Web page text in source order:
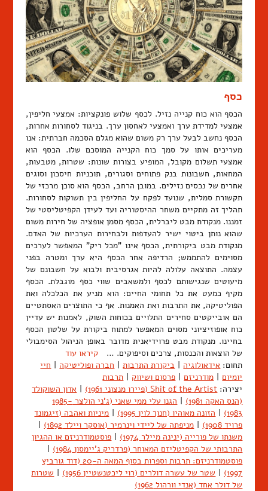
כסף
הכסף הוא כוח קנייה נזיל. לכסף שלוש פונקציות: אמצעי חליפין,
אמצעי למדידת ערך ואמצעי לאחסון ערך. בניגוד לסחורות אחרות,
הכסף נחשב לבעל ערך רק משום שהוא מגלם הסכמה חברתית: אנו
מעריכים אותו על סמך כוח הקנייה המוסכם שלו. הכסף הוא
אמצעי תשלום מקובל, המופיע בצורות שונות: שטרות, מטבעות,
המחאות, חשבונות בנק פתוחים וסגורים, תוכניות חיסכון וסוגים
אחרים של נכסים נזילים. במובן הרחב, הכסף הוא סוכן מרכזי של
תקשורת סמלית, שנועד לפקח על החליפין בין תשוקות לסחורות.
תהליך זה מתקיים משחר ההיסטוריה ועד לעידן הקפיטליסטי של
זמננו. מנקודת מבט ליברלית, הכסף מסמן אופציה של חירות משום
שהוא נותן ביטוי ישיר להעדפות ולבחירות הערכיות של האדם.
מנקודת מבט ביקורתית, הכסף אינו "מכל ריק" המאפשר לערכים
מסוימים להתממש; הרדיפה אחר הכסף היא ערך ומטרה בפני
עצמה. התוצאה עלולה להיות אגרסיבית ולבוא על חשבונם של
מיעוטים שנגישותם לכסף ולמשאבים שווי כסף מוגבלת. הכסף
מקיף כמעט את כל תחומי החיים: הוא מניע את הכלכלה ואת
הפוליטיקה, את התרבות ואת האמנות. אף כי התוצרים האסתטיים
הם אובייקטים סחירים התלויים בכוחות השוק, לאמנות יש עדיין
כוח אופוזיציוני מסוים המאפשר למתוח ביקורת על שלטון הכסף
בחיינו. מנקודת מבט פרוידיאנית מדובר באופן הניהול הסימבולי
של הוצאות והכנסות, צרכים וסיפוקים. … קיראו עוד
תחום: אידאולוגיה | ביקורת התרבות | חברה ופוליטיקה | חיי
יומיום | מודרניזם | פרסום ושיווק | תרבות
יצירה: Shit of the Artist (פיירו מנצוני 1961) | אדון השוקולד
(הנס האקה 1981)
|
הגנו עלי ממי שאני (ג'ני הולצר 1985-
1983)
| הזונה מאוהיו (חנוך לוין 1995) | מיניות ואהבה (זיגמונד
פרויד 1908)
| מניפתה של ליידי וינרמיר (אוסקר ויילד 1892)
|
משנתו של פורייה (ינינה מיילר 1974)
| פוסטמודרניזם או ההגיון
התרבותי של הקפיטליזם המאוחר (פרדריק ג'יימסון 1984)
|
פוסטמודרניזם: תרבות וספרות בסוף המאה ה-20 (דוד גורביץ
1997)
| שטר של עשרה דולרים (רוי ליכטנשטיין 1956) | שטרות
של דולר אחד (אנדי וורהול 1962)